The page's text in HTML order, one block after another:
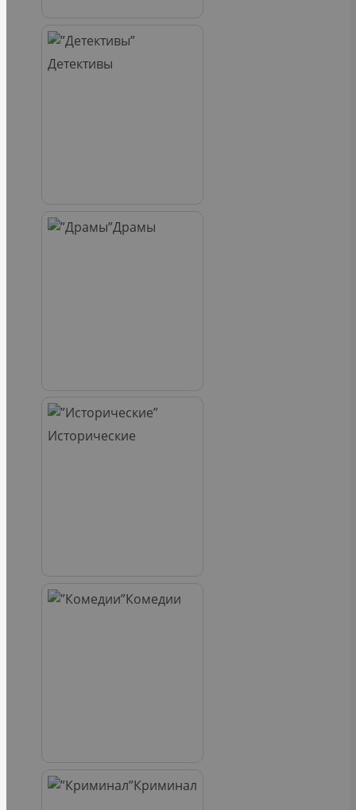
Детективы
Драмы
Исторические
Комедии
Криминал